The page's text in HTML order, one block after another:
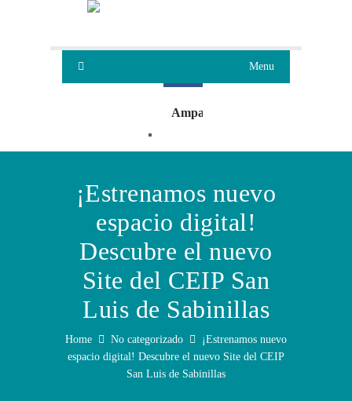
Menu
Ampa
¡Estrenamos nuevo
espacio digital!
Descubre el nuevo
Site del CEIP San
Luis de Sabinillas
Home No categorizado
¡Estrenamos nuevo
espacio digital! Descubre el nuevo Site del CEIP
San Luis de Sabinillas